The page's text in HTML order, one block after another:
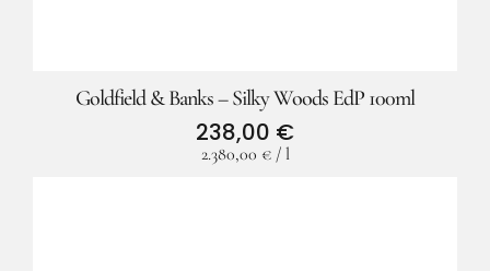
Goldfield & Banks – Silky Woods EdP 100ml
238,00 €
2.380,00 €/ l